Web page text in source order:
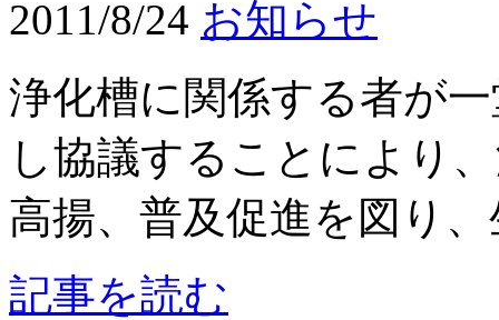
2011/8/24 お知らせ
浄化槽に関係する者が
し協議することにより
高揚、普及促進を図り
記事を読む